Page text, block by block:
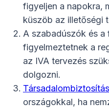
figyeljen a napokra,
küszöb az illetőségi
A szabadúszók és a
figyelmeztetnek a
az IVA tervezés
dolgozni.
Társadalombiztosítás
országokkal, ha